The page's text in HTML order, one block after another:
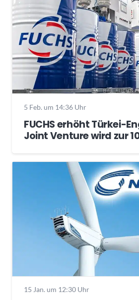
5 Feb. um 14:36 Uhr
FUCHS erhöht Türkei-
Joint Venture wird zur
15 Jan. um 12:30 Uhr